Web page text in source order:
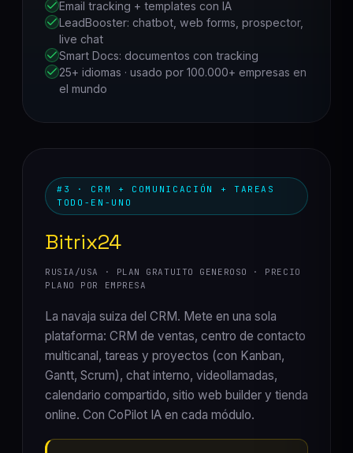
Email tracking + templates con IA
LeadBooster: chatbot, web forms, prospector,
live chat
Smart Docs: documentos con tracking
25+ idiomas · usado por 100.000+ empresas en
el mundo
#3 · CRM + COMUNICACIÓN + TAREAS
TODO-EN-UNO
Bitrix24
RUSIA/USA · PLAN GRATUITO GENEROSO · PRECIO
PLANO POR EMPRESA
La navaja suiza del CRM. Mete en una sola
plataforma: CRM de ventas, centro de contacto
multicanal, tareas y proyectos (con Kanban,
Gantt, Scrum), chat interno, videollamadas,
calendario compartido, sitio web builder y tienda
online. Con CoPilot IA en cada módulo.